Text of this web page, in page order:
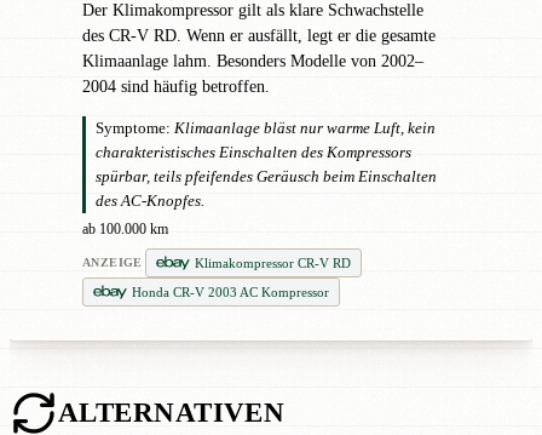
Der Klimakompressor gilt als klare Schwachstelle
des CR-V RD. Wenn er ausfällt, legt er die gesamte
Klimaanlage lahm. Besonders Modelle von 2002–
2004 sind häufig betroffen.
Symptome: Klimaanlage bläst nur warme Luft, kein
charakteristisches Einschalten des Kompressors
spürbar, teils pfeifendes Geräusch beim Einschalten
des AC-Knopfes.
ab 100.000 km
ANZEIGE
Klimakompressor CR-V RD
Honda CR-V 2003 AC Kompressor
ALTERNATIVEN